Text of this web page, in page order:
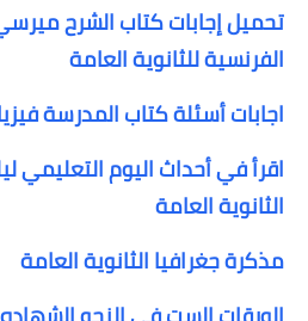
الفرنسية للثانوية العامة
اجابات أسئلة كتاب المدرسة
اقرأ في أحداث اليوم التعليمي
الثانوية العامة
مذكرة جغرافيا الثانوية العامة